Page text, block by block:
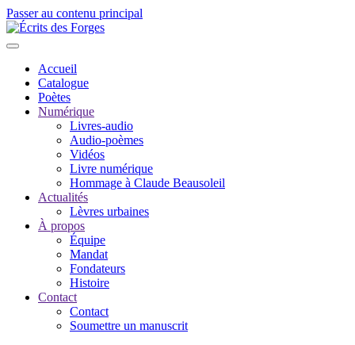
Passer au contenu principal
Accueil
Catalogue
Poètes
Numérique
Livres-audio
Audio-poèmes
Vidéos
Livre numérique
Hommage à Claude Beausoleil
Actualités
Lèvres urbaines
À propos
Équipe
Mandat
Fondateurs
Histoire
Contact
Contact
Soumettre un manuscrit